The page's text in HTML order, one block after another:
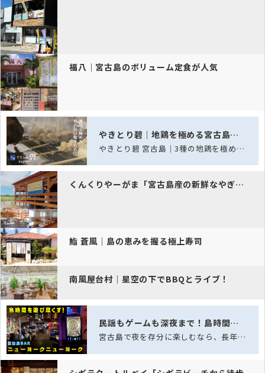
福八｜宮古島のボリューム定食が人気
くんくりやーがま「宮古島産の新鮮なやぎ肉を使った郷土料理店。」
鮨 蒼風｜島の恵みを握る極上寿司
南風屋台村｜星空の下でBBQとライブ！
やきとり碧｜地鶏を極める宮古島の焼鳥処
やきとり碧 宮古島｜3種の地鶏を極める、宮古島の焼き鳥名店
民謡もゲームも深夜まで！島時間を遊び尽くす、老舗スポーツバー「ニュー…
宮古島で夜を存分に楽しむなら、長年愛され続ける老舗スポーツバー「ニューヨークニュ…